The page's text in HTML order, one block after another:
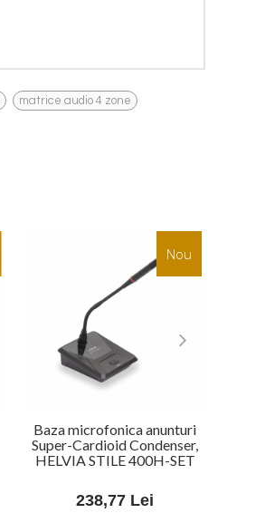
matrice audio 4 zone
Nou
Baza microfonica anunturi
Super-Cardioid Condenser,
HELVIA STILE 400H-SET
238,77 Lei